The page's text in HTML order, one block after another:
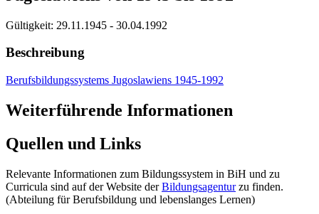
Gültigkeit: 29.11.1945 - 30.04.1992
Beschreibung
Berufsbildungssystems Jugoslawiens 1945-1992
Weiterführende Informationen
Quellen und Links
Relevante Informationen zum Bildungssystem in BiH und zu
Curricula sind auf der Website derBildungsagenturzu finden.
(Abteilung für Berufsbildung und lebenslanges Lernen)